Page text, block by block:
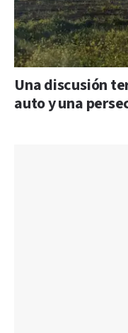
Una discusión
auto y una